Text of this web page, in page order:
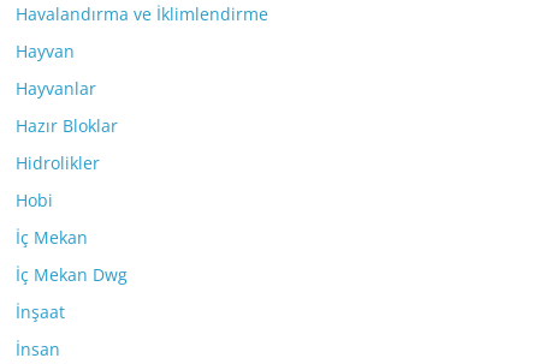
Havalandırma ve İklimlendirme
Hayvan
Hayvanlar
Hazır Bloklar
Hidrolikler
Hobi
İç Mekan
İç Mekan Dwg
İnşaat
İnsan